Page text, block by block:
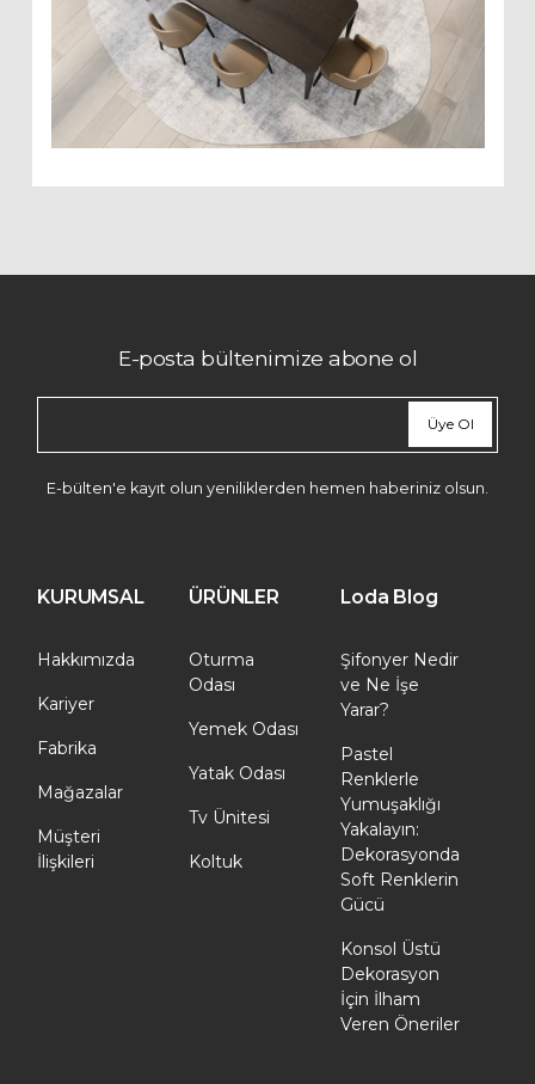
E-posta bültenimize abone ol
Üye Ol
E-bülten'e kayıt olun yeniliklerden hemen haberiniz olsun.
KURUMSAL
Hakkımızda
Kariyer
Fabrika
Mağazalar
Müşteri
İlişkileri
ÜRÜNLER
Oturma
Odası
Yemek Odası
Yatak Odası
Tv Ünitesi
Koltuk
Loda Blog
Şifonyer Nedir
ve Ne İşe
Yarar?
Pastel
Renklerle
Yumuşaklığı
Yakalayın:
Dekorasyonda
Soft Renklerin
Gücü
Konsol Üstü
Dekorasyon
İçin İlham
Veren Öneriler